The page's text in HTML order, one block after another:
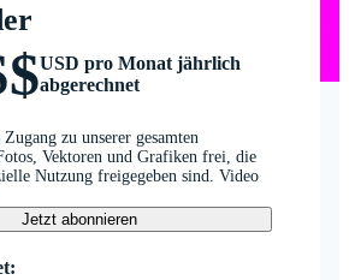
USD pro Monat jährlich
abgerechnet
zu unserer gesamten
Vektoren und Grafiken frei, die
Nutzung freigegeben sind. Video
Jetzt abonnieren